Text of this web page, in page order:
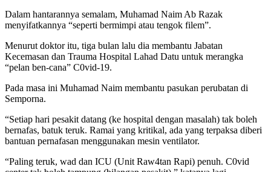
Dalam hantarannya semalam, Muhamad Naim Ab Razak
menyifatkannya “seperti bermimpi atau tengok filem”.
Menurut doktor itu, tiga bulan lalu dia membantu Jabatan
Kecemasan dan Trauma Hospital Lahad Datu untuk merangka
“pelan ben-cana” C0vid-19.
Pada masa ini Muhamad Naim membantu pasukan perubatan di
Semporna.
“Setiap hari pesakit datang (ke hospital dengan masalah) tak boleh
bernafas, batuk teruk. Ramai yang kritikal, ada yang terpaksa diberi
bantuan pernafasan menggunakan mesin ventilator.
“Paling teruk, wad dan ICU (Unit Raw4tan Rapi) penuh. C0vid